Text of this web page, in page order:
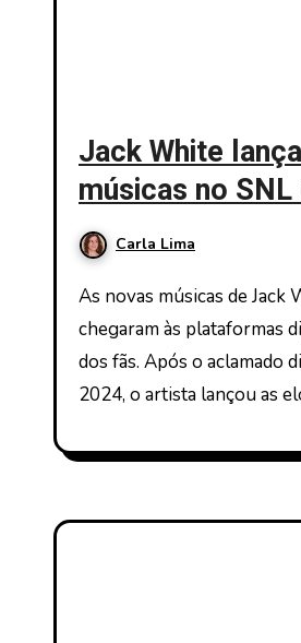
Jack White
músicas no
atração no
Carla Lima
As novas músicas de Jack White finalmente
chegaram às plataformas
dos fãs. Após o aclamado
2024, o artista lançou as